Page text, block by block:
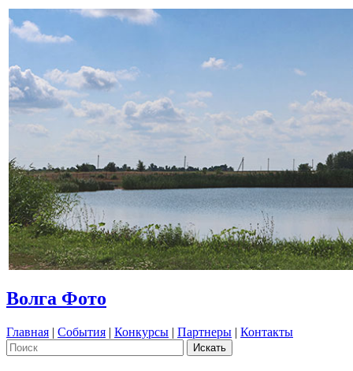
Волга Фото
Главная | События | Конкурсы | Партнеры | Контакты